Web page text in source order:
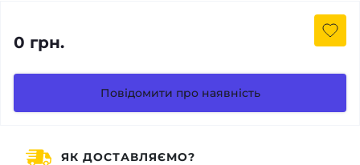
0 грн.
Повідомити про наявність
ЯК ДОСТАВЛЯЄМО?